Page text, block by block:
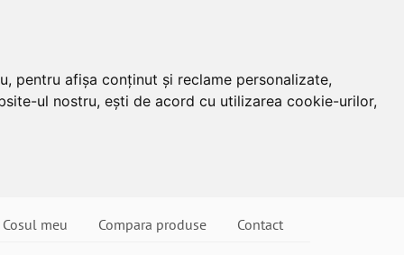
pentru afișa conținut și reclame personalizate,
ul nostru, ești de acord cu utilizarea cookie-urilor,
Cosul meu Compara produse Contact